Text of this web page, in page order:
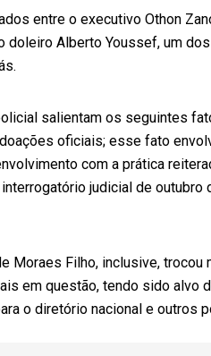
entre o executivo Othon
doleiro Alberto Youssef, um
salientam os seguintes
oficiais; esse fato
com a prática
judicial de outubro
Moraes Filho, inclusive, trocou
em questão, tendo sido alvo
o diretório nacional e outros